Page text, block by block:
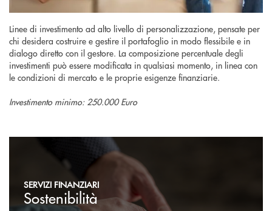
Linee di investimento ad alto livello di personalizzazione, pensate per
chi desidera costruire e gestire il portafoglio in modo flessibile e in
dialogo diretto con il gestore. La composizione percentuale degli
investimenti può essere modificata in qualsiasi momento, in linea con
le condizioni di mercato e le proprie esigenze finanziarie.
Investimento minimo: 250.000 Euro
SERVIZI FINANZIARI
Sostenibilità